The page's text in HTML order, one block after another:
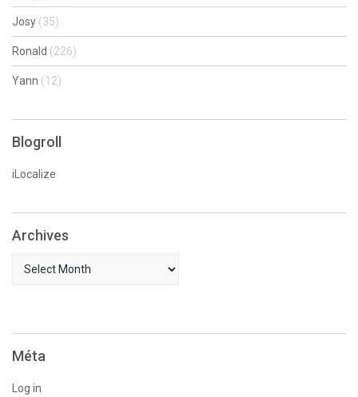
Josy (35)
Ronald (226)
Yann (12)
Blogroll
iLocalize
Archives
Méta
Log in